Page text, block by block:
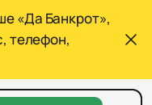
«Да Банкрот»,
телефон,